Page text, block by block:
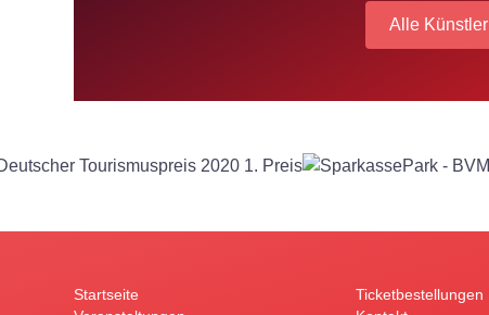
Alle Künstler
Startseite
Ticketbestellungen